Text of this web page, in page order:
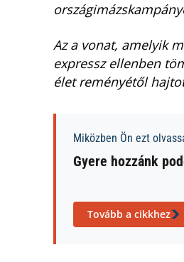
Az a vonat, amelyik
expressz ellenben
élet reményétől
Miközben Ön ezt
Gyere hozzánk
Tovább a cikkhez